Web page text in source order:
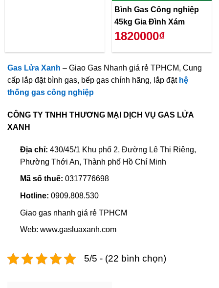
Bình Gas Công nghiệp
45kg Gia Đình Xám
1820000₫
Gas Lửa Xanh – Giao Gas Nhanh giá rẻ TPHCM, Cung
cấp lắp đặt bình gas, bếp gas chính hãng, lắp đặt hệ
thống gas công nghiệp
CÔNG TY TNHH THƯƠNG MẠI DỊCH VỤ GAS LỬA
XANH
Địa chỉ: 430/45/1 Khu phố 2, Đường Lê Thị Riêng,
Phường Thới An, Thành phố Hồ Chí Minh
Mã số thuế: 0317776698
Hotline: 0909.808.530
Giao gas nhanh giá rẻ TPHCM
Web: www.gasluaxanh.com
5/5 - (22 bình chọn)